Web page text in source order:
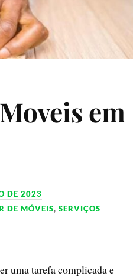
em
DE 2023
DE MÓVEIS,SERVIÇOS
uma tarefa complicada e